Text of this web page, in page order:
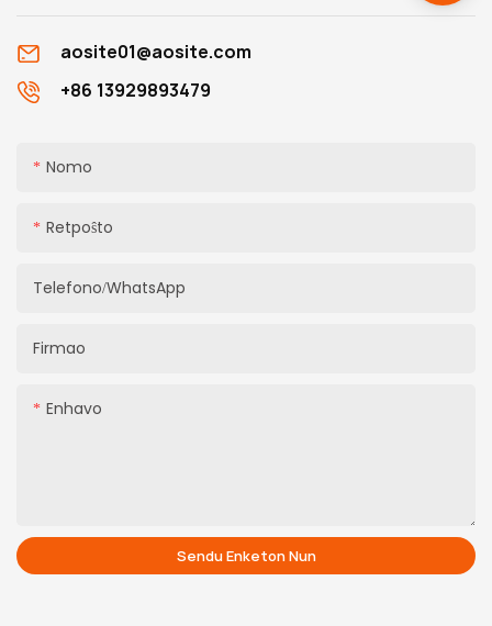
aosite01@aosite.com
+86 13929893479
Nomo
Retpoŝto
Telefono/WhatsApp
Firmao
Enhavo
Sendu Enketon Nun